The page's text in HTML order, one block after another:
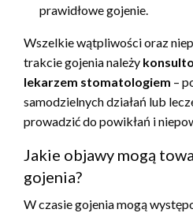
prawidłowe gojenie.
Wszelkie wątpliwości oraz
trakcie gojenia należy
lekarzem stomatologiem –
samodzielnych działań lub
prowadzić do powikłań i
Jakie objawy mogą
gojenia?
W czasie gojenia mogą